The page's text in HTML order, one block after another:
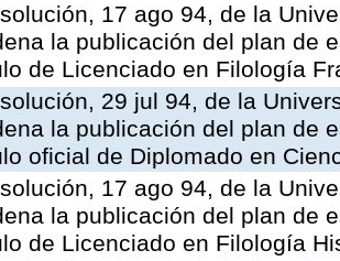
17 ago 94, de la
la publicación del plan de
de Licenciado en Filología
29 jul 94, de la
la publicación del plan de
oficial de Diplomado en
17 ago 94, de la
la publicación del plan de
de Licenciado en Filología